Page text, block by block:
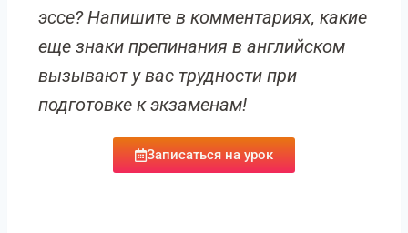
эссе? Напишите в комментариях, какие
еще знаки препинания в английском
вызывают у вас трудности при
подготовке к экзаменам!
Записаться на урок